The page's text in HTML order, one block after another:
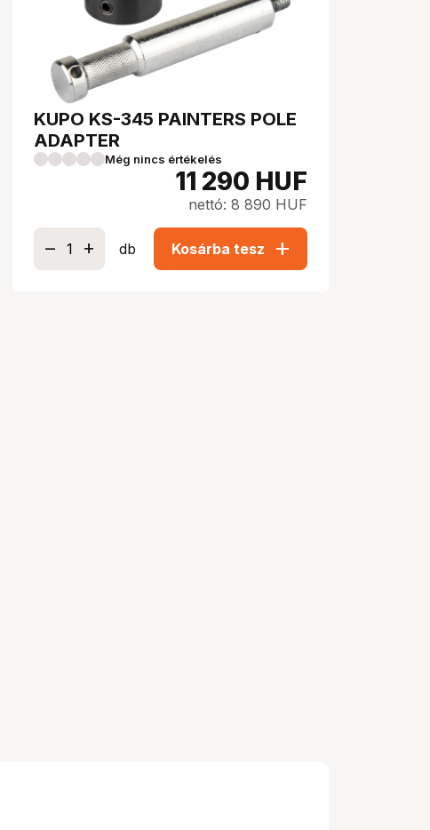
KUPO KS-345 PAINTERS POLE
ADAPTER
Még nincs értékelés
11 290 HUF
nettó: 8 890 HUF
db Kosárba tesz add